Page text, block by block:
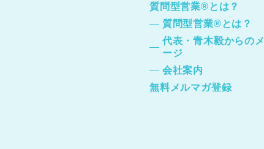
質問型営業®とは？
質問型営業®とは？
代表・青木毅からの
ージ
会社案内
無料メルマガ登録